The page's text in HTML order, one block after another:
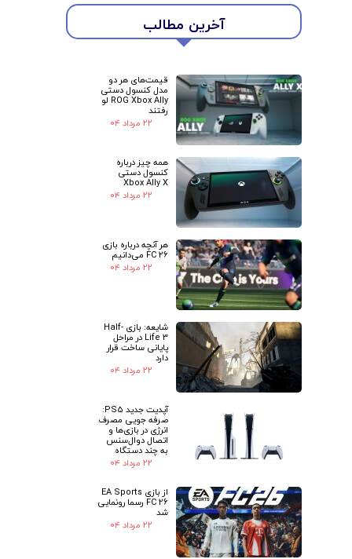
★ آخرین مطالب
قیمت‌های هر دو
مدل کنسول دستی
ROG Xbox Ally لو
رفتند
۲۲ مرداد ۰۴
همه چیز درباره
کنسول دستی
Xbox Ally X
۲۲ مرداد ۰۴
هر آنچه درباره بازی
FC 26 می‌دانیم
۲۲ مرداد ۰۴
شایعه: بازی Half-
Life 3 در مراحل
پایانی ساخت قرار
دارد
۲۲ مرداد ۰۴
آپدیت جدید PS5:
صرفه جویی مصرف
انرژی در بازی‌ها و
اتصال دوال‌سنس
به چند دستگاه
۲۲ مرداد ۰۴
از بازی EA Sports
FC 26 رسما رونمایی
شد
۲۲ مرداد ۰۴